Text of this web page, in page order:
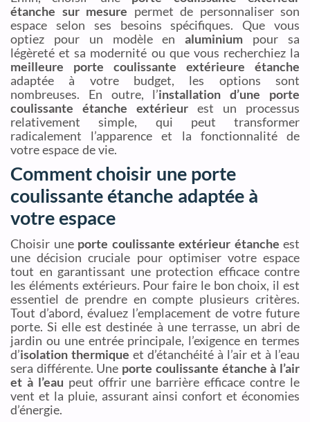
étanche sur mesure permet de personnaliser son
espace selon ses besoins spécifiques. Que vous
optiez pour un modèle enaluminium pour sa
légèreté et sa modernité ou que vous recherchiez la
meilleure porte coulissante extérieure étanche
adaptée à votre budget, les options sont
nombreuses. En outre, l’installation d’une porte
coulissante étanche extérieur est un processus
relativement simple, qui peut transformer
radicalement l’apparence et la fonctionnalité de
votre espace de vie.
Comment choisir une porte
coulissante étanche adaptée à
votre espace
Choisir une porte coulissante extérieur étanche est
une décision cruciale pour optimiser votre espace
tout en garantissant une protection efficace contre
les éléments extérieurs. Pour faire le bon choix, il est
essentiel de prendre en compte plusieurs critères.
Tout d’abord, évaluez l’emplacement de votre future
porte. Si elle est destinée à une terrasse, un abri de
jardin ou une entrée principale, l’exigence en termes
d’isolation thermique et d’étanchéité à l’air et à l’eau
sera différente. Une porte coulissante étanche à l’air
et à l’eau peut offrir une barrière efficace contre le
vent et la pluie, assurant ainsi confort et économies
d’énergie.